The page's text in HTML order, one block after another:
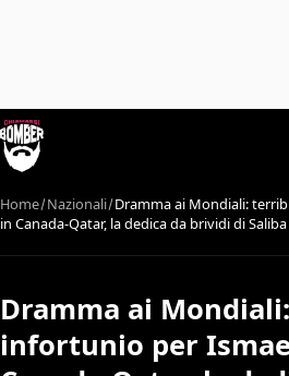
Home Nazionali Dramma ai Mondiali:
in Canada-Qatar, la dedica da brividi di Saliba
Dramma ai
infortunio per